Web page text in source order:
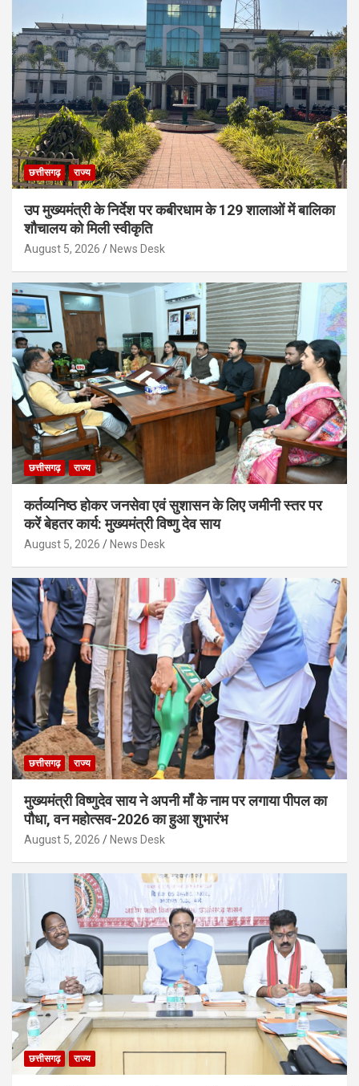
छत्तीसगढ़ राज्य
उप मुख्यमंत्री के निर्देश पर कबीरधाम के 129 शालाओं में बालिका
शौचालय को मिली स्वीकृति
August 5, 2026 News Desk
छत्तीसगढ़ राज्य
कर्तव्यनिष्ठ होकर जनसेवा एवं सुशासन के लिए जमीनी स्तर पर
करें बेहतर कार्य: मुख्यमंत्री विष्णु देव साय
August 5, 2026 News Desk
छत्तीसगढ़ राज्य
मुख्यमंत्री विष्णुदेव साय ने अपनी माँ के नाम पर लगाया पीपल का
पौधा, वन महोत्सव-2026 का हुआ शुभारंभ
August 5, 2026 News Desk
छत्तीसगढ़ राज्य